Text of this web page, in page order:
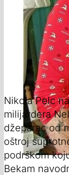
Nikola Pelc
milijardera
džeparac od
oštroj
podrškom
Bekam